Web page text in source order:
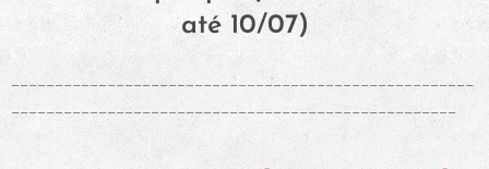
até 10/07)
_____________________________________________________
___________________________________________________